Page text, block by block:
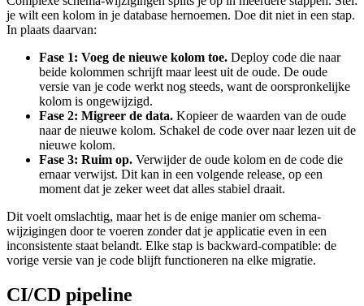
je wilt een kolom in je database hernoemen. Doe dit niet in een stap.
In plaats daarvan:
Fase 1: Voeg de nieuwe kolom toe. Deploy code die naar
beide kolommen schrijft maar leest uit de oude. De oude
versie van je code werkt nog steeds, want de oorspronkelijke
kolom is ongewijzigd.
Fase 2: Migreer de data. Kopieer de waarden van de oude
naar de nieuwe kolom. Schakel de code over naar lezen uit de
nieuwe kolom.
Fase 3: Ruim op. Verwijder de oude kolom en de code die
ernaar verwijst. Dit kan in een volgende release, op een
moment dat je zeker weet dat alles stabiel draait.
Dit voelt omslachtig, maar het is de enige manier om schema-
wijzigingen door te voeren zonder dat je applicatie even in een
inconsistente staat belandt. Elke stap is backward-compatible: de
vorige versie van je code blijft functioneren na elke migratie.
CI/CD pipeline